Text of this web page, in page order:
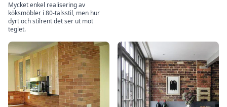
Mycket enkel realisering av
köksmöbler i 80-talsstil, men hur
dyrt och stilrent det ser ut mot
teglet.